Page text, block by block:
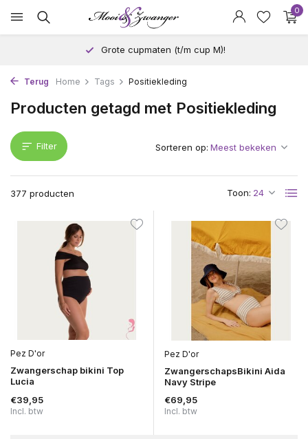
0
Grote cupmaten (t/m cup M)!
Terug Home Tags Positiekleding
Producten getagd met Positiekleding
Filter
377 producten Toon:
Sorteren op:
Pez D'or
Zwangerschap bikini Top
Lucia
€39,95
Incl. btw
Pez D'or
ZwangerschapsBikini Aida
Navy Stripe
€69,95
Incl. btw